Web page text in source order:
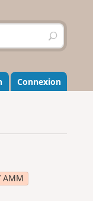
R
e
h
e
r
r
Connexion
AMM